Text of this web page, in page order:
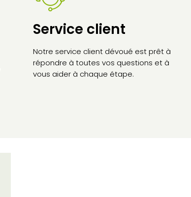
Service client
Notre service client dévoué est prêt à
répondre à toutes vos questions et à
vous aider à chaque étape.